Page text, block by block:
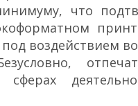
что
воздействием